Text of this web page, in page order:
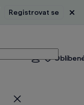
Registrovat se
Přihlášení